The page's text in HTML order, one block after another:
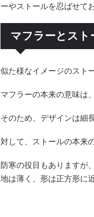
ーやストールを忍ばせて
マフラーとスト
似た様なイメージのスト
マフラーの本来の意味は
そのため、デザインは細
対して、ストールの本来
防寒の役目もありますが
地は薄く、形は正方形に